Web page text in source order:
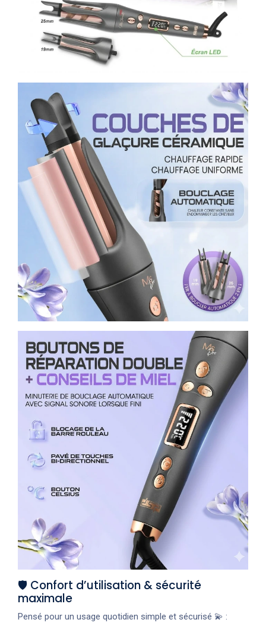
🛡️ Confort d’utilisation & sécurité
maximale
Pensé pour un usage quotidien simple et sécurisé 💫 :